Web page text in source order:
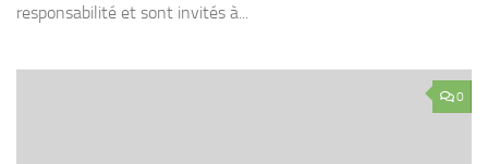
responsabilité et sont invités à...
0